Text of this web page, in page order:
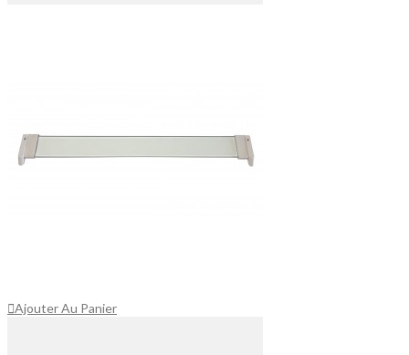
Ajouter Au Panier